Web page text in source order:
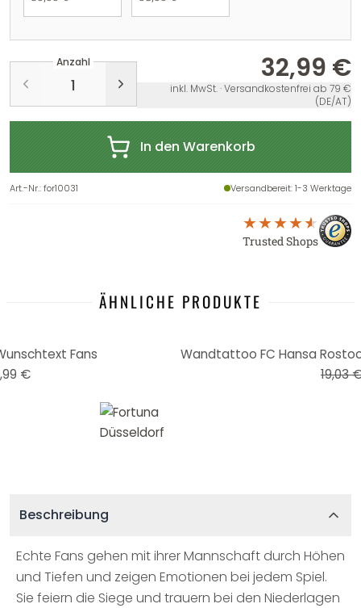
Anzahl 32,99 €
inkl. MwSt. · Versandkostenfrei ab 79 €
(DE/AT)
In den Warenkorb
Art.-Nr.:for10031 Versandbereit: 1-3 Werktage
Trusted Shops
ÄHNLICHE PRODUKTE
Fans
€
19,03
Beschreibung
Echte Fans gehen mit ihrer Mannschaft durch Höhen
und Tiefen und zeigen Emotionen bei jedem Spiel.
Sie feiern die Siege und trauern bei den Niederlagen